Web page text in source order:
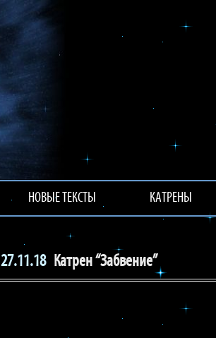
НОВЫЕ ТЕКСТЫ КАТРЕНЫ
27.11.18 Катрен “Забвение”